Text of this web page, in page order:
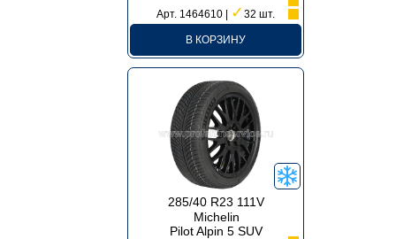
Арт. 1464610 | ✓32 шт.
В КОРЗИНУ
285/40 R23 111V
Michelin
Pilot Alpin 5 SUV